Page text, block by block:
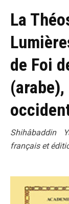
La
de Foi
(arabe),
Shihâbaddin
français et